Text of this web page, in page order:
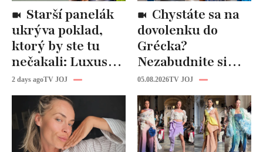
ukrýva poklad,
ktorý by ste tu
nečakali: Luxusná
kuchyňa aj
kúpeľňa ako z
novostavby!
2 days agoTV JOJ
dovolenku do
Grécka?
Nezabudnite si
odtiaľ uloviť tieto
štýlové kúsky
05.08.2026TV JOJ